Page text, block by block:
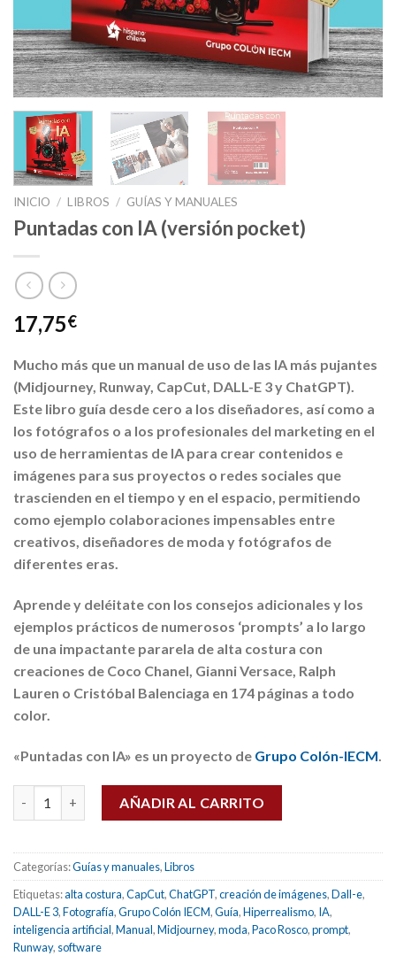
INICIO / LIBROS / GUÍAS Y MANUALES
Puntadas con IA (versión pocket)
17,75€
Mucho más que un manual de uso de las IA más pujantes
(Midjourney, Runway, CapCut, DALL-E 3 y ChatGPT).
Este libro guía desde cero a los diseñadores, así como a
los fotógrafos o a los profesionales del marketing en el
uso de herramientas de IA para crear contenidos e
imágenes para sus proyectos o redes sociales que
trascienden en el tiempo y en el espacio, permitiendo
como ejemplo colaboraciones impensables entre
creativos, diseñadores de moda y fotógrafos de
diferentes eras.
Aprende y deléitate con los consejos adicionales y los
ejemplos prácticos de numerosos ‘prompts’ a lo largo
de una impactante pararela de alta costura con
creaciones de Coco Chanel, Gianni Versace, Ralph
Lauren o Cristóbal Balenciaga en 174 páginas a todo
color.
«Puntadas con IA» es un proyecto de Grupo Colón-IECM
Puntadas con IA (versión pocket) cantidad
AÑADIR AL CARRITO
Categorías:Guías y manuales,Libros
Etiquetas:alta costura,CapCut,ChatGPT,creación de imágenes,Dall-e,
DALL-E 3,Fotografía,Grupo Colón IECM,Guía,Hiperrealismo, IA,
inteligencia artificial,Manual,Midjourney,moda,Paco Rosco,prompt,
Runway, software